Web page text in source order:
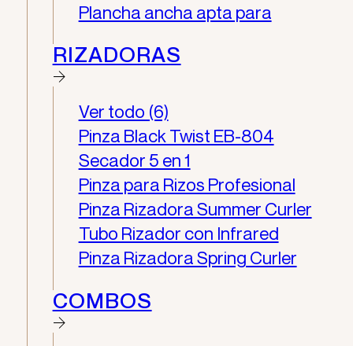
Plancha ancha apta para
RIZADORAS
Ver todo (6)
Pinza Black Twist EB-804
Secador 5 en 1
Pinza para Rizos Profesional
Pinza Rizadora Summer Curler
Tubo Rizador con Infrared
Pinza Rizadora Spring Curler
COMBOS